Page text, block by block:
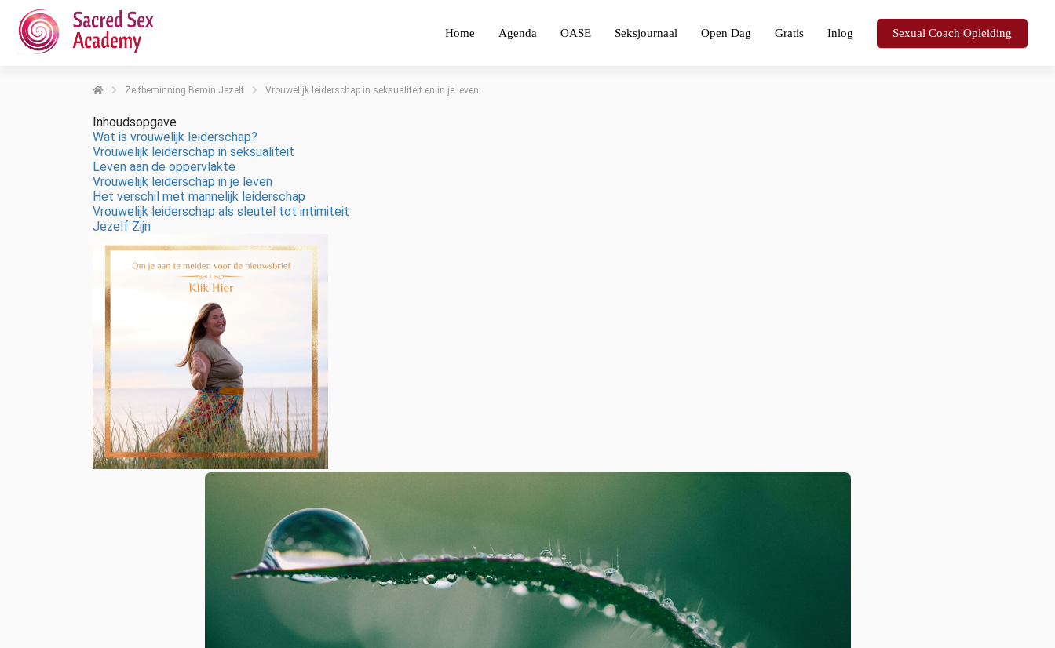
Home Agenda OASE Seksjournaal Open Dag Gratis Inlog Sexual Coach Opleiding
Zelfbeminning Bemin Jezelf Vrouwelijk leiderschap in seksualiteit en in je leven
Inhoudsopgave
Wat is vrouwelijk leiderschap?
Vrouwelijk leiderschap in seksualiteit
Leven aan de oppervlakte
Vrouwelijk leiderschap in je leven
Het verschil met mannelijk leiderschap
Vrouwelijk leiderschap als sleutel tot intimiteit
Jezelf Zijn